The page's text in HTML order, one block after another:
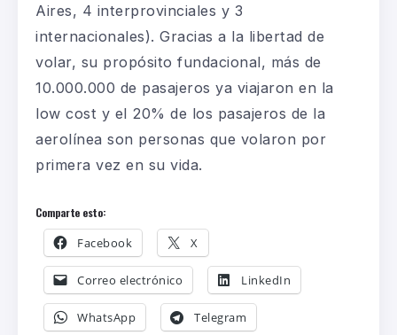
Aires, 4 interprovinciales y 3
internacionales). Gracias a la libertad de
volar, su propósito fundacional, más de
10.000.000 de pasajeros ya viajaron en la
low cost y el 20% de los pasajeros de la
aerolínea son personas que volaron por
primera vez en su vida.
Comparte esto:
Facebook X
Correo electrónico LinkedIn
WhatsApp Telegram